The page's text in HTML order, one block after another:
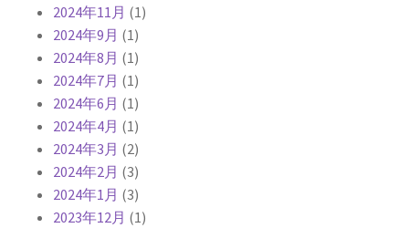
2024年11月 (1)
2024年9月 (1)
2024年8月 (1)
2024年7月 (1)
2024年6月 (1)
2024年4月 (1)
2024年3月 (2)
2024年2月 (3)
2024年1月 (3)
2023年12月 (1)